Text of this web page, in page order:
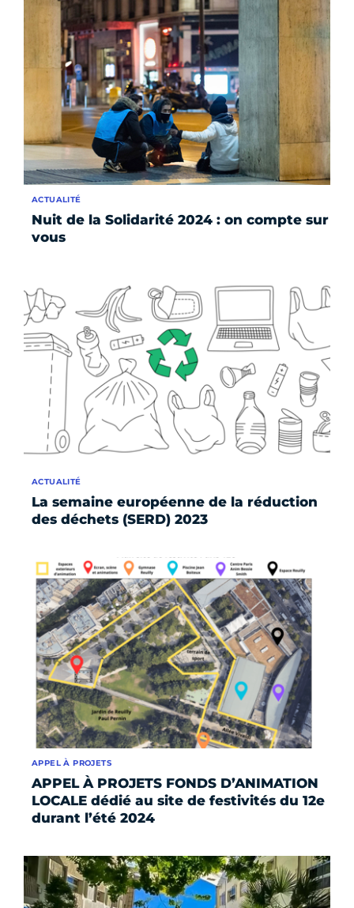
Nuit de la Solidarité 2024 : on compte sur
vous
ACTUALITÉ
La semaine européenne de la réduction
des déchets (SERD) 2023
ACTUALITÉ
APPEL À PROJETS FONDS D’ANIMATION
LOCALE dédié au site de festivités du 12e
durant l’été 2024
APPEL À PROJETS